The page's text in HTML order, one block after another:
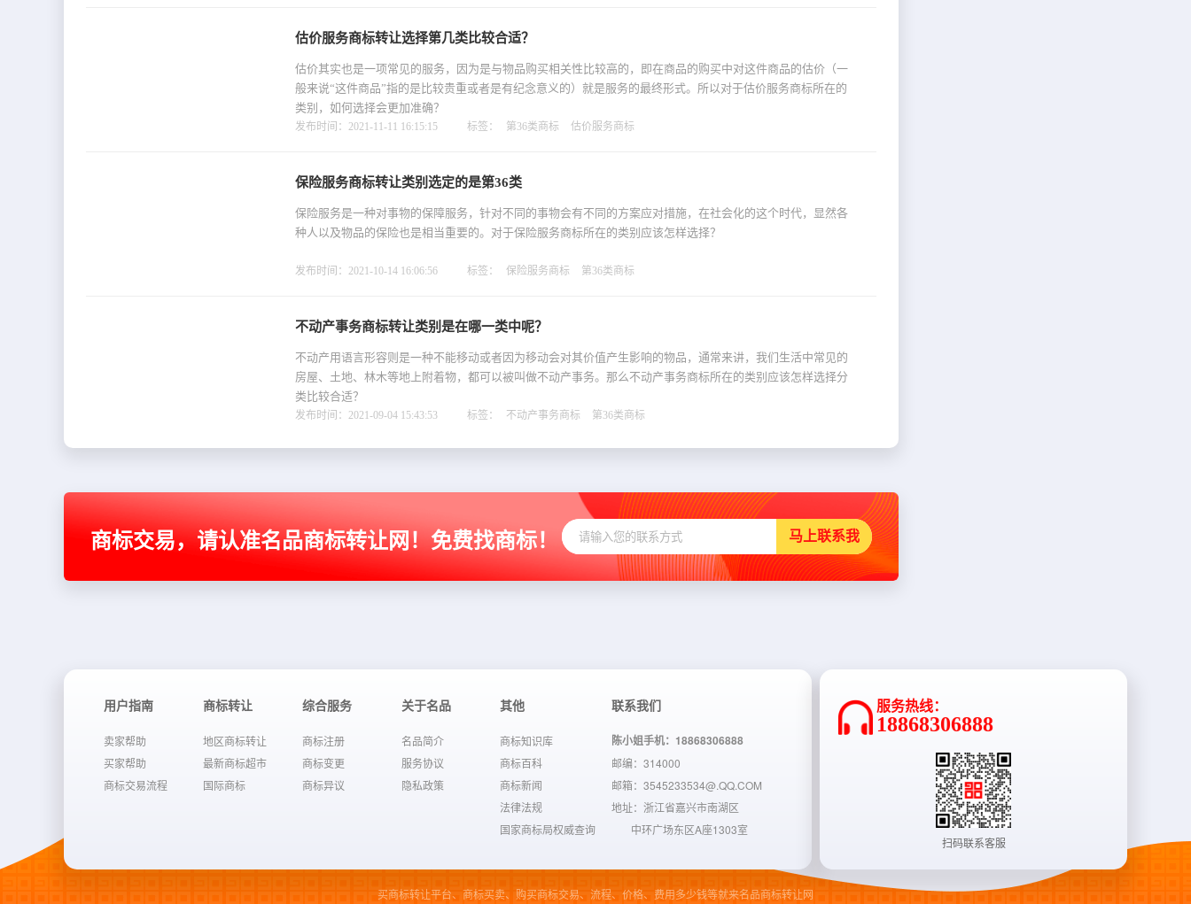
估价服务商标转让选择第几类比较合适？
估价其实也是一项常见的服务，因为是与物品购买相关性比较高的，即在商品的购买中对这件商品的估价（一
般来说“这件商品”指的是比较贵重或者是有纪念意义的）就是服务的最终形式。所以对于估价服务商标所在的
类别，如何选择会更加准确？
发布时间：2021-11-11 16:15:15 标签： 第36类商标 估价服务商标
保险服务商标转让类别选定的是第36类
保险服务是一种对事物的保障服务，针对不同的事物会有不同的方案应对措施，在社会化的这个时代，显然各
种人以及物品的保险也是相当重要的。对于保险服务商标所在的类别应该怎样选择？
发布时间：2021-10-14 16:06:56 标签： 保险服务商标 第36类商标
不动产事务商标转让类别是在哪一类中呢？
不动产用语言形容则是一种不能移动或者因为移动会对其价值产生影响的物品，通常来讲，我们生活中常见的
房屋、土地、林木等地上附着物，都可以被叫做不动产事务。那么不动产事务商标所在的类别应该怎样选择分
类比较合适？
发布时间：2021-09-04 15:43:53 标签： 不动产事务商标 第36类商标
商标交易，请认准名品商标转让网！免费找商标！ 马上联系我
用户指南
卖家帮助
买家帮助
商标交易流程
商标转让
地区商标转让
最新商标超市
国际商标
综合服务
商标注册
商标变更
商标异议
关于名品
名品简介
服务协议
隐私政策
其他
商标知识库
商标百科
商标新闻
法律法规
国家商标局权威查询
联系我们
陈小姐手机：18868306888
邮编：314000
邮箱：3545233534@.QQ.COM
地址：浙江省嘉兴市南湖区
中环广场东区A座1303室
服务热线：
18868306888
扫码联系客服
买商标转让平台、商标买卖、购买商标交易、流程、价格、费用多少钱等就来名品商标转让网